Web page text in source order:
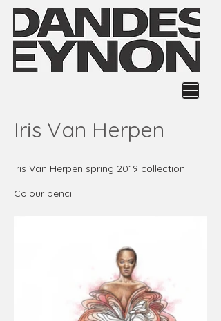
DANDES EYNON
Iris Van Herpen
Iris Van Herpen spring 2019 collection
Colour pencil